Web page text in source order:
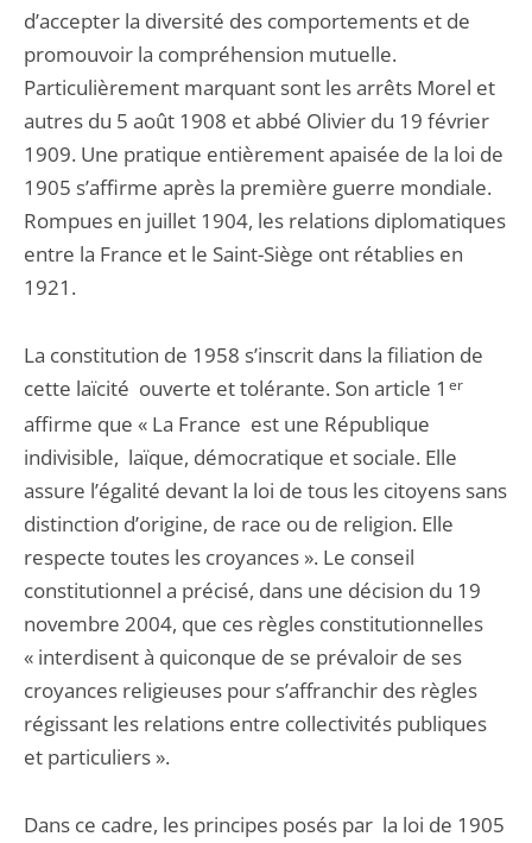
d’accepter la diversité des comportements et de
promouvoir la compréhension mutuelle.
Particulièrement marquant sont les arrêts Morel et
autres du 5 août 1908 et abbé Olivier du 19 février
1909. Une pratique entièrement apaisée de la loi de
1905 s’affirme après la première guerre mondiale.
Rompues en juillet 1904, les relations diplomatiques
entre la France et le Saint-Siège ont rétablies en
1921.
La constitution de 1958 s’inscrit dans la filiation de
cette laïcité ouverte et tolérante. Son article 1 er
affirme que « La France est une République
indivisible, laïque, démocratique et sociale. Elle
assure l’égalité devant la loi de tous les citoyens sans
distinction d’origine, de race ou de religion. Elle
respecte toutes les croyances ». Le conseil
constitutionnel a précisé, dans une décision du 19
novembre 2004, que ces règles constitutionnelles
« interdisent à quiconque de se prévaloir de ses
croyances religieuses pour s’affranchir des règles
régissant les relations entre collectivités publiques
et particuliers ».
Dans ce cadre, les principes posés par la loi de 1905